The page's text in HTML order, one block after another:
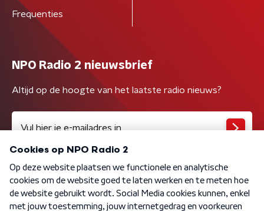
Frequenties
NPO Radio 2 nieuwsbrief
Altijd op de hoogte van het laatste radio nieuws?
Algemene voorwaarden